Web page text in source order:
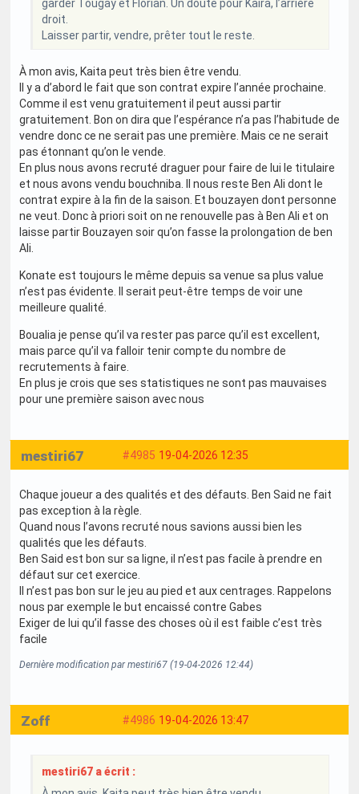
garder Tougay et Florian. Un doute pour Kaira, l’arrière
droit.
Laisser partir, vendre, prêter tout le reste.
À mon avis, Kaita peut très bien être vendu.
Il y a d’abord le fait que son contrat expire l’année prochaine.
Comme il est venu gratuitement il peut aussi partir
gratuitement. Bon on dira que l’espérance n’a pas l’habitude de
vendre donc ce ne serait pas une première. Mais ce ne serait
pas étonnant qu’on le vende.
En plus nous avons recruté draguer pour faire de lui le titulaire
et nous avons vendu bouchniba. Il nous reste Ben Ali dont le
contrat expire à la fin de la saison. Et bouzayen dont personne
ne veut. Donc à priori soit on ne renouvelle pas à Ben Ali et on
laisse partir Bouzayen soir qu’on fasse la prolongation de ben
Ali.
Konate est toujours le même depuis sa venue sa plus value
n’est pas évidente. Il serait peut-être temps de voir une
meilleure qualité.
Boualia je pense qu’il va rester pas parce qu’il est excellent,
mais parce qu’il va falloir tenir compte du nombre de
recrutements à faire.
En plus je crois que ses statistiques ne sont pas mauvaises
pour une première saison avec nous
#4985 19-04-2026 12:35
mestiri67
Chaque joueur a des qualités et des défauts. Ben Said ne fait
pas exception à la règle.
Quand nous l’avons recruté nous savions aussi bien les
qualités que les défauts.
Ben Said est bon sur sa ligne, il n’est pas facile à prendre en
défaut sur cet exercice.
Il n’est pas bon sur le jeu au pied et aux centrages. Rappelons
nous par exemple le but encaissé contre Gabes
Exiger de lui qu’il fasse des choses où il est faible c’est très
facile
Dernière modification par mestiri67 (19-04-2026 12:44)
#4986 19-04-2026 13:47
Zoff
mestiri67 a écrit :